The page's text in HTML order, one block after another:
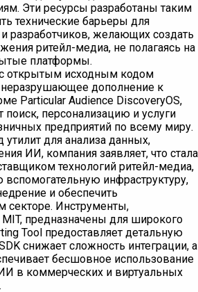
Эти ресурсы разработаны таким
технические барьеры для
разработчиков, желающих создать
ритейл-медиа, не полагаясь на
платформы.
открытым исходным кодом
неразрушающее дополнение к
Particular Audience DiscoveryOS,
поиск, персонализацию и услуги
предприятий по всему миру.
для анализа данных,
ИИ, компания заявляет, что стала
технологий ритейл-медиа,
инфраструктуру,
и обеспечить
секторе. Инструменты,
предназначены для широкого
Tool предоставляет детальную
снижает сложность интеграции, а
бесшовное использование
в коммерческих и виртуальных